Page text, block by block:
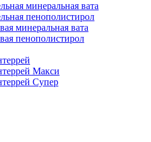
минеральная вата
пенополистирол
минеральная вата
пенополистирол
Макси
Супер